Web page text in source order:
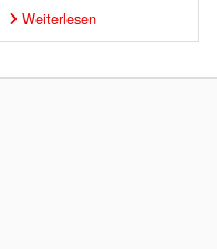
Weiterlesen